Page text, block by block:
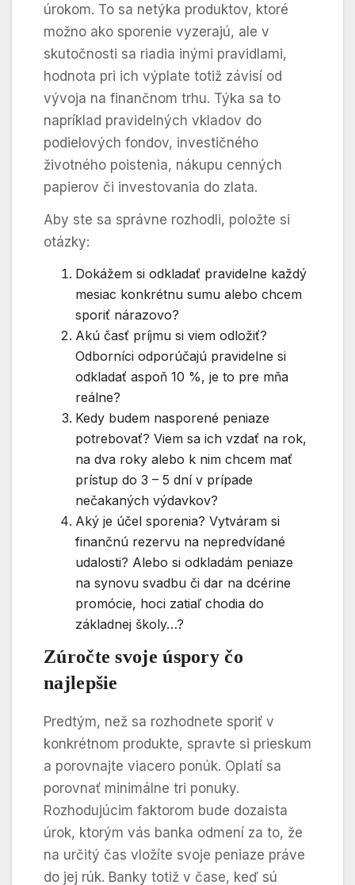
úrokom. To sa netýka produktov, ktoré
možno ako sporenie vyzerajú, ale v
skutočnosti sa riadia inými pravidlami,
hodnota pri ich výplate totiž závisí od
vývoja na finančnom trhu. Týka sa to
napríklad pravidelných vkladov do
podielových fondov, investičného
životného poistenia, nákupu cenných
papierov či investovania do zlata.
Aby ste sa správne rozhodli, položte si
otázky:
Dokážem si odkladať pravidelne každý
mesiac konkrétnu sumu alebo chcem
sporiť nárazovo?
Akú časť príjmu si viem odložiť?
Odborníci odporúčajú pravidelne si
odkladať aspoň 10 %, je to pre mňa
reálne?
Kedy budem nasporené peniaze
potrebovať? Viem sa ich vzdať na rok,
na dva roky alebo k nim chcem mať
prístup do 3 – 5 dní v prípade
nečakaných výdavkov?
Aký je účel sporenia? Vytváram si
finančnú rezervu na nepredvídané
udalosti? Alebo si odkladám peniaze
na synovu svadbu či dar na dcérine
promócie, hoci zatiaľ chodia do
základnej školy…?
Zúročte svoje úspory čo
najlepšie
Predtým, než sa rozhodnete sporiť v
konkrétnom produkte, spravte si prieskum
a porovnajte viacero ponúk. Oplatí sa
porovnať minimálne tri ponuky.
Rozhodujúcim faktorom bude dozaista
úrok, ktorým vás banka odmení za to, že
na určitý čas vložíte svoje peniaze práve
do jej rúk. Banky totiž v čase, keď sú